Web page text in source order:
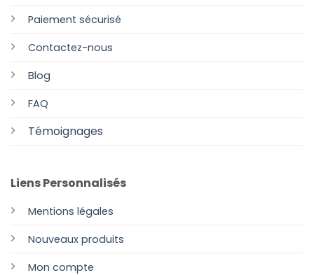
Paiement sécurisé
Contactez-nous
Blog
FAQ
Témoignages
Liens Personnalisés
Mentions légales
Nouveaux produits
Mon compte